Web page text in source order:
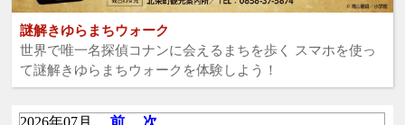
謎解きゆらまちウォーク
世界で唯一名探偵コナンに会えるまちを歩く スマホを使っ
て謎解きゆらまちウォークを体験しよう！